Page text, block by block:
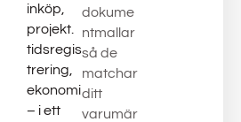
inköp,
projekt.
tidsregis
trering,
ekonomi
– i ett
dokume
ntmallar
så de
matchar
ditt
varumär